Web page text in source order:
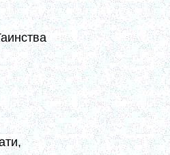
благоговением и чувством
оно неотходно. Огонек
и св. Причастия. (10,